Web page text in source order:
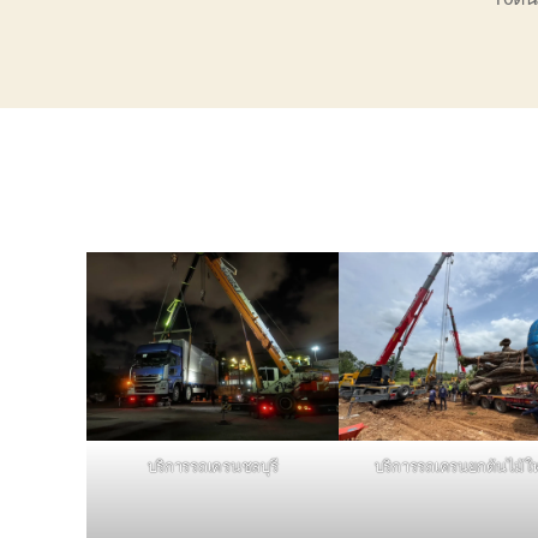
บริการรถเครนชลบุรี บริการรถเครนยกต้นไม้